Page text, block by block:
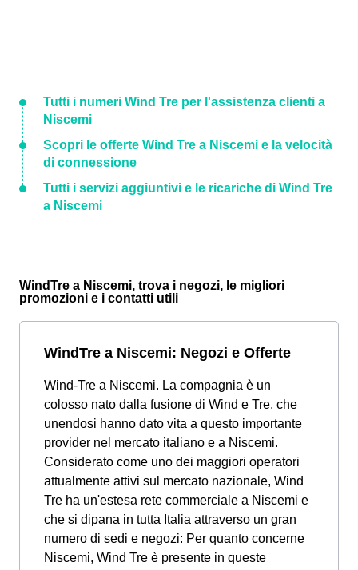
Tutti i numeri Wind Tre per l'assistenza clienti a
Niscemi
Scopri le offerte Wind Tre a Niscemi e la velocità
di connessione
Tutti i servizi aggiuntivi e le ricariche di Wind Tre
a Niscemi
WindTre a Niscemi, trova i negozi, le migliori
promozioni e i contatti utili
WindTre a Niscemi: Negozi e Offerte
Wind-Tre a Niscemi. La compagnia è un
colosso nato dalla fusione di Wind e Tre, che
unendosi hanno dato vita a questo importante
provider nel mercato italiano e a Niscemi.
Considerato come uno dei maggiori operatori
attualmente attivi sul mercato nazionale, Wind
Tre ha un'estesa rete commerciale a Niscemi e
che si dipana in tutta Italia attraverso un gran
numero di sedi e negozi: Per quanto concerne
Niscemi, Wind Tre è presente in queste